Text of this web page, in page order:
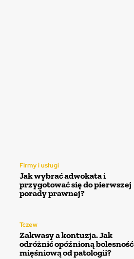
Firmy i usługi
Jak wybrać adwokata i
przygotować się do pierwszej
porady prawnej?
Tczew
Zakwasy a kontuzja. Jak
odróżnić opóźnioną bolesność
mięśniową od patologii?